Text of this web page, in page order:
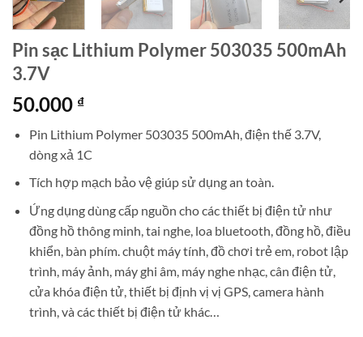
Pin sạc Lithium Polymer 503035 500mAh
3.7V
50.000 ₫
Pin Lithium Polymer 503035 500mAh, điện thế 3.7V,
dòng xả 1C
Tích hợp mạch bảo vệ giúp sử dụng an toàn.
Ứng dụng dùng cấp nguồn cho các thiết bị điện tử như
đồng hồ thông minh, tai nghe, loa bluetooth, đồng hồ, điều
khiển, bàn phím. chuột máy tính, đồ chơi trẻ em, robot lập
trình, máy ảnh, máy ghi âm, máy nghe nhạc, cân điện tử,
cửa khóa điện tử, thiết bị định vị vị GPS, camera hành
trình, và các thiết bị điện tử khác…